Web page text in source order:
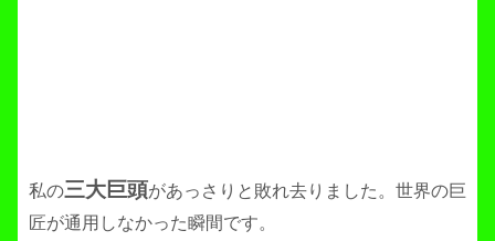
私の三大巨頭があっさりと敗れ去りました。世界の巨
匠が通用しなかった瞬間です。